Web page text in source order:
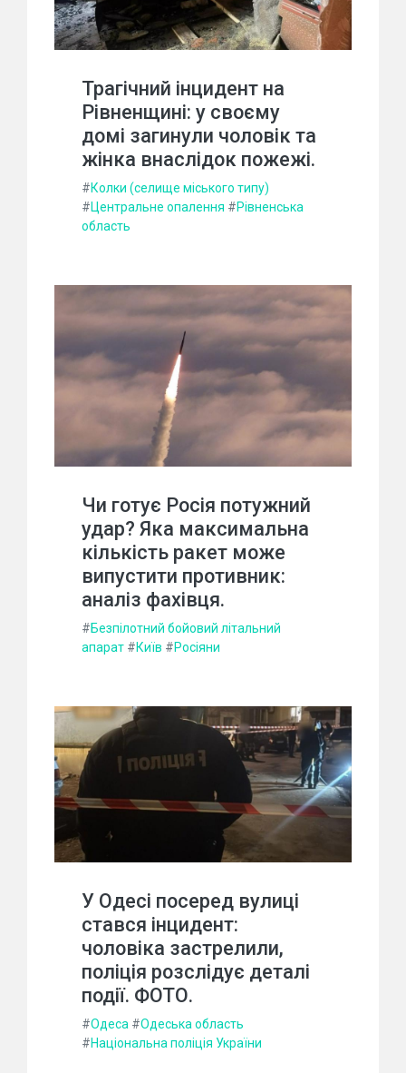
Трагічний інцидент на
Рівненщині: у своєму
домі загинули чоловік та
жінка внаслідок пожежі.
#Колки (селище міського типу)
#Центральне опалення #Рівненська
область
Чи готує Росія потужний
удар? Яка максимальна
кількість ракет може
випустити противник:
аналіз фахівця.
#Безпілотний бойовий літальний
апарат #Київ #Росіяни
У Одесі посеред вулиці
стався інцидент:
чоловіка застрелили,
поліція розслідує деталі
події. ФОТО.
#Одеса #Одеська область
#Національна поліція України